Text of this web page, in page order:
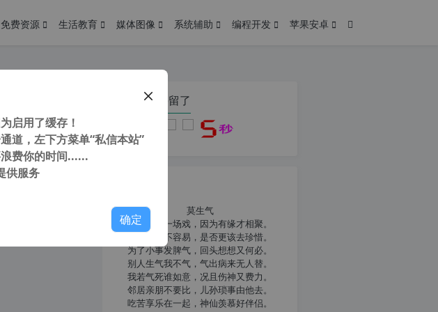
免费资源 生活教育 媒体图像 系统辅助 编程开发 苹果安卓
览器卸载工具
站空间位于国
2026年3月31日
您在本页停留了
莫生气
人生就像一场戏，因为有缘才相聚。
相扶到老不容易，是否更该去珍惜。
为了小事发脾气，回头想想又何必。
别人生气我不气，气出病来无人替。
我若气死谁如意，况且伤神又费力。
邻居亲朋不要比，儿孙琐事由他去。
吃苦享乐在一起，神仙羡慕好伴侣。
启用了缓存！
道，左下方菜单“私信本站”
费你的时间......
供服务
确定